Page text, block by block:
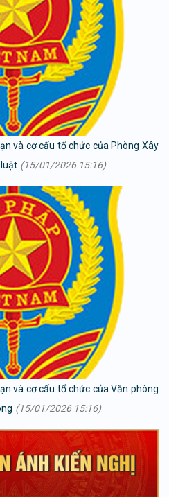
và cơ cấu tổ chức của Phòng Xây
(15/01/2026 15:16)
và cơ cấu tổ chức của Văn phòng
(15/01/2026 15:16)